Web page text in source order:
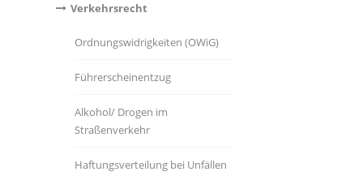
Verkehrsrecht
Ordnungswidrigkeiten (OWiG)
Führerscheinentzug
Alkohol/ Drogen im
Straßenverkehr
Haftungsverteilung bei Unfällen